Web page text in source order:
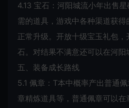
4.13 宝石：河阳城流小年出售
需的道具，游戏中各种渠道获
正常升级。开放十级宝玉礼包
石。对结果不满意还可以在河阳
五、装备成长路线
5.1 佩章：T本中概率产出普通
章精炼道具等，普通佩章可以在